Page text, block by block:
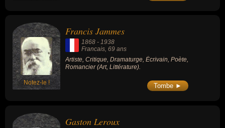
Notez-le !
Francis Jammes
1868 - 1938
Francais, 69 ans
Artiste, Critique, Dramaturge, Écrivain, Poète,
Romancier (Art, Littérature).
Tombe ►
Gaston Leroux